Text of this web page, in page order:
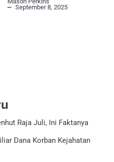
September 8, 2025
Raja Juli, Ini Faktanya
Dana Korban Kejahatan